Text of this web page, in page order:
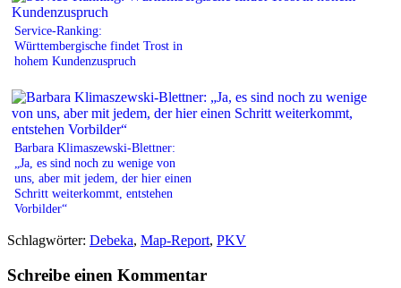
Service-Ranking:
Württembergische findet Trost in
hohem Kundenzuspruch
Barbara Klimaszewski-Blettner:
„Ja, es sind noch zu wenige von
uns, aber mit jedem, der hier einen
Schritt weiterkommt, entstehen
Vorbilder“
Schlagwörter: Debeka, Map-Report, PKV
Schreibe einen Kommentar